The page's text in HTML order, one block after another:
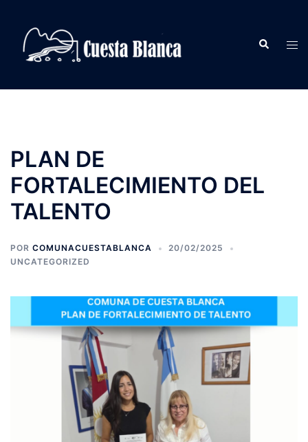
contenido
Buscar
PLAN DE
FORTALECIMIENTO DEL
TALENTO
POR COMUNACUESTABLANCA
20/02/2025
UNCATEGORIZED